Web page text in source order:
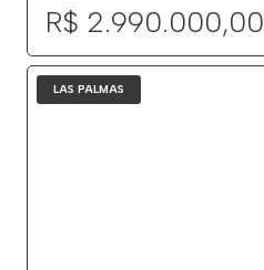
R$ 2.990.000,00
LAS PALMAS